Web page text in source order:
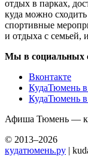
отдых в парках,
куда можно
спортивные
и отдыха с семьей,
Мы в социальных
Вконтакте
КудаТюмень
КудаТюмень в
Афиша Тюмень —
© 2013–2026
кудатюмень.ру |